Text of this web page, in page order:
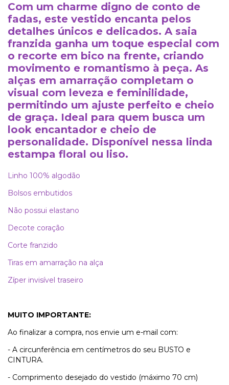
Com um charme digno de conto de
fadas, este vestido encanta pelos
detalhes únicos e delicados. A saia
franzida ganha um toque especial com
o recorte em bico na frente, criando
movimento e romantismo à peça. As
alças em amarração completam o
visual com leveza e feminilidade,
permitindo um ajuste perfeito e cheio
de graça. Ideal para quem busca um
look encantador e cheio de
personalidade. Disponível nessa linda
estampa floral ou liso.
Linho 100% algodão
Bolsos embutidos
Não possui elastano
Decote coração
Corte franzido
Tiras em amarração na alça
Zíper invisível traseiro
MUITO IMPORTANTE:
Ao finalizar a compra, nos envie um e-mail com:
- A circunferência em centímetros do seu BUSTO e
CINTURA.
- Comprimento desejado do vestido (máximo 70 cm)